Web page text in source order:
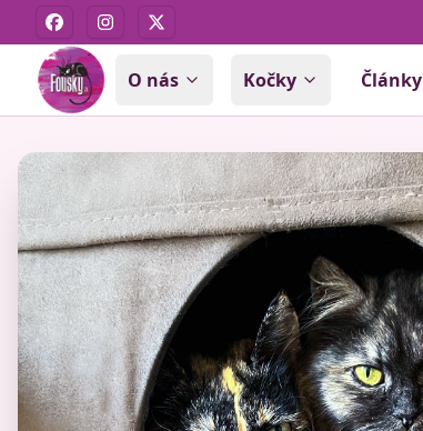
FacebookInstagram
X
O nás Kočky Články